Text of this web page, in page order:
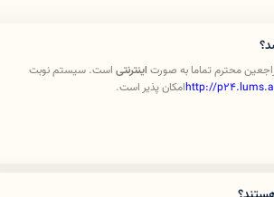
محترم تماما به صورت اینترنتی است. سیستم نوبت
http://امکان پذیر است.